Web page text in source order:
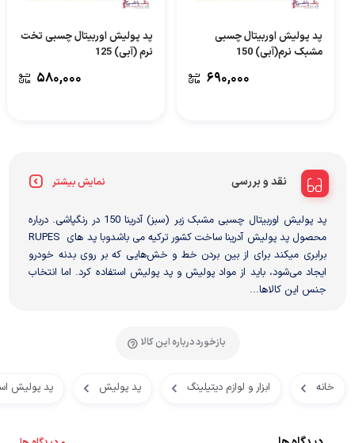
پد پولیش اوربیتال چسبی
مشبک نرم(آبی) 150
690,000
پد پولیش اوربیتال چسبی تخت
نرم (آبی) 125
580,000
نقد و بررسی نمایش بیشتر
پد پولیش اوربیتال چسبی مشبک زبر (سبز) آدرینا 150 در رنگپاشی. درباره
محصول پد پولیش آدرینا ساخت کشور ترکیه می باشدوبا پد های RUPES
برابری میکند برای از بین بردن خط و خش‌هایی که بر روی بدنه خودرو
ایجاد می‌شود، باید از مواد پولیش و پد پولیش استفاده کرد. اما انتخاب
جنس این کالاها...
بازخورد درباره این کالا
خانه ابزار و لوازم دیتیلینگ پد پولیش پد پولیش